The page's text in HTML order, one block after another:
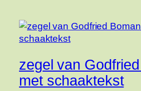
zegel van
met schaaktekst